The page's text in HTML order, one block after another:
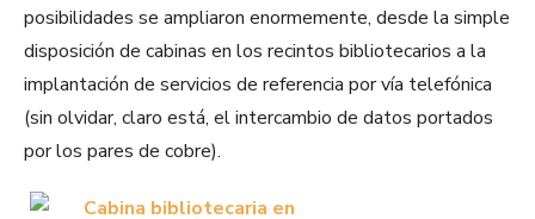
posibilidades se ampliaron enormemente, desde la simple
disposición de cabinas en los recintos bibliotecarios a la
implantación de servicios de referencia por vía telefónica
(sin olvidar, claro está, el intercambio de datos portados
por los pares de cobre).